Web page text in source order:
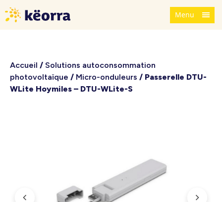
Menu
Accueil / Solutions autoconsommation
photovoltaïque / Micro-onduleurs / Passerelle DTU-
WLite Hoymiles – DTU-WLite-S